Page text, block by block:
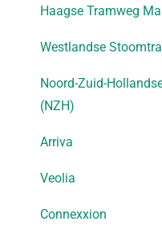
Haagse Tramweg
Westlandse
Noord-Zuid-
(NZH)
Arriva
Veolia
Connexxion